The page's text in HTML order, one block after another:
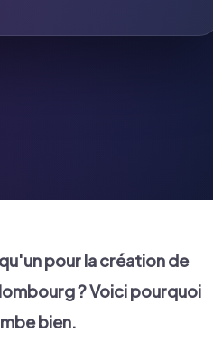
pour la création de
? Voici pourquoi
bien.